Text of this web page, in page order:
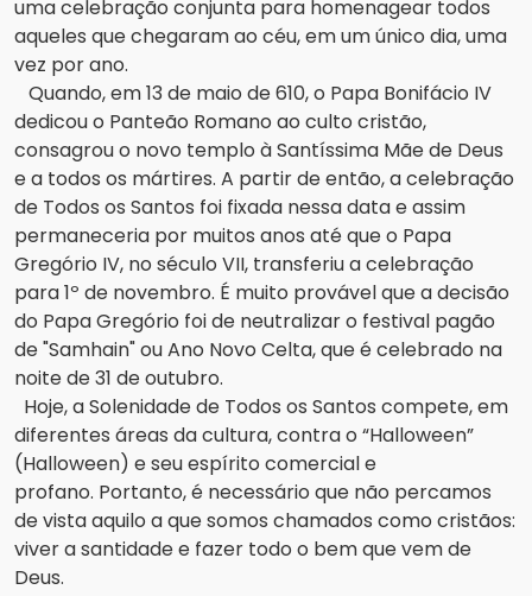
uma celebração conjunta para homenagear todos
aqueles que chegaram ao céu, em um único dia, uma
vez por ano.
Quando, em 13 de maio de 610, o Papa Bonifácio IV
dedicou o Panteão Romano ao culto cristão,
consagrou o novo templo à Santíssima Mãe de Deus
e a todos os mártires. A partir de então, a celebração
de Todos os Santos foi fixada nessa data e assim
permaneceria por muitos anos até que o Papa
Gregório IV, no século VII, transferiu a celebração
para 1º de novembro. É muito provável que a decisão
do Papa Gregório foi de neutralizar o festival pagão
de "Samhain" ou Ano Novo Celta, que é celebrado na
noite de 31 de outubro.
Hoje, a Solenidade de Todos os Santos compete, em
diferentes áreas da cultura, contra o “Halloween”
(Halloween) e seu espírito comercial e
profano. Portanto, é necessário que não percamos
de vista aquilo a que somos chamados como cristãos:
viver a santidade e fazer todo o bem que vem de
Deus.